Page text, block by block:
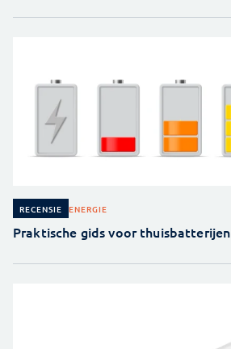
RECENSIE ENERGIE
Praktische gids voor thuisbatterijen